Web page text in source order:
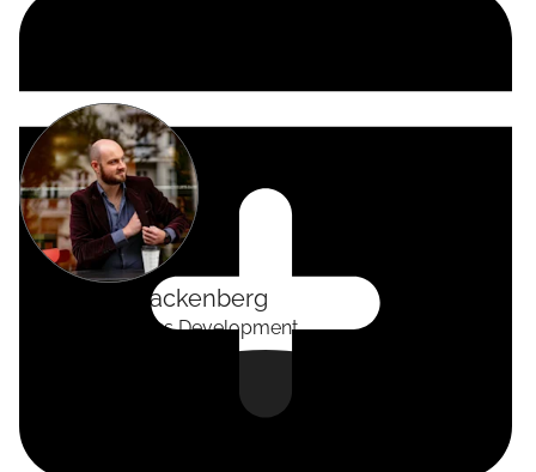
Tackenberg
Head of Business Development